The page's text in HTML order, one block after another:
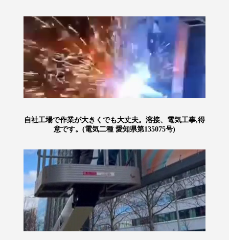
自社工場で作業が大きくでも大丈夫。溶接、電気工事,得
意です。(電気二種 愛知県第135075号)